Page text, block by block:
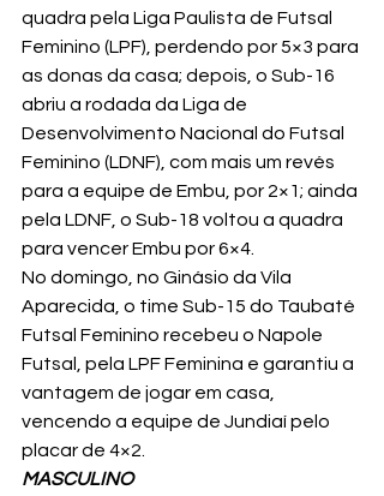
quadra pela Liga Paulista de Futsal
Feminino (LPF), perdendo por 5×3 para
as donas da casa; depois, o Sub-16
abriu a rodada da Liga de
Desenvolvimento Nacional do Futsal
Feminino (LDNF), com mais um revés
para a equipe de Embu, por 2×1; ainda
pela LDNF, o Sub-18 voltou a quadra
para vencer Embu por 6×4.
No domingo, no Ginásio da Vila
Aparecida, o time Sub-15 do Taubaté
Futsal Feminino recebeu o Napole
Futsal, pela LPF Feminina e garantiu a
vantagem de jogar em casa,
vencendo a equipe de Jundiaí pelo
placar de 4×2.
MASCULINO